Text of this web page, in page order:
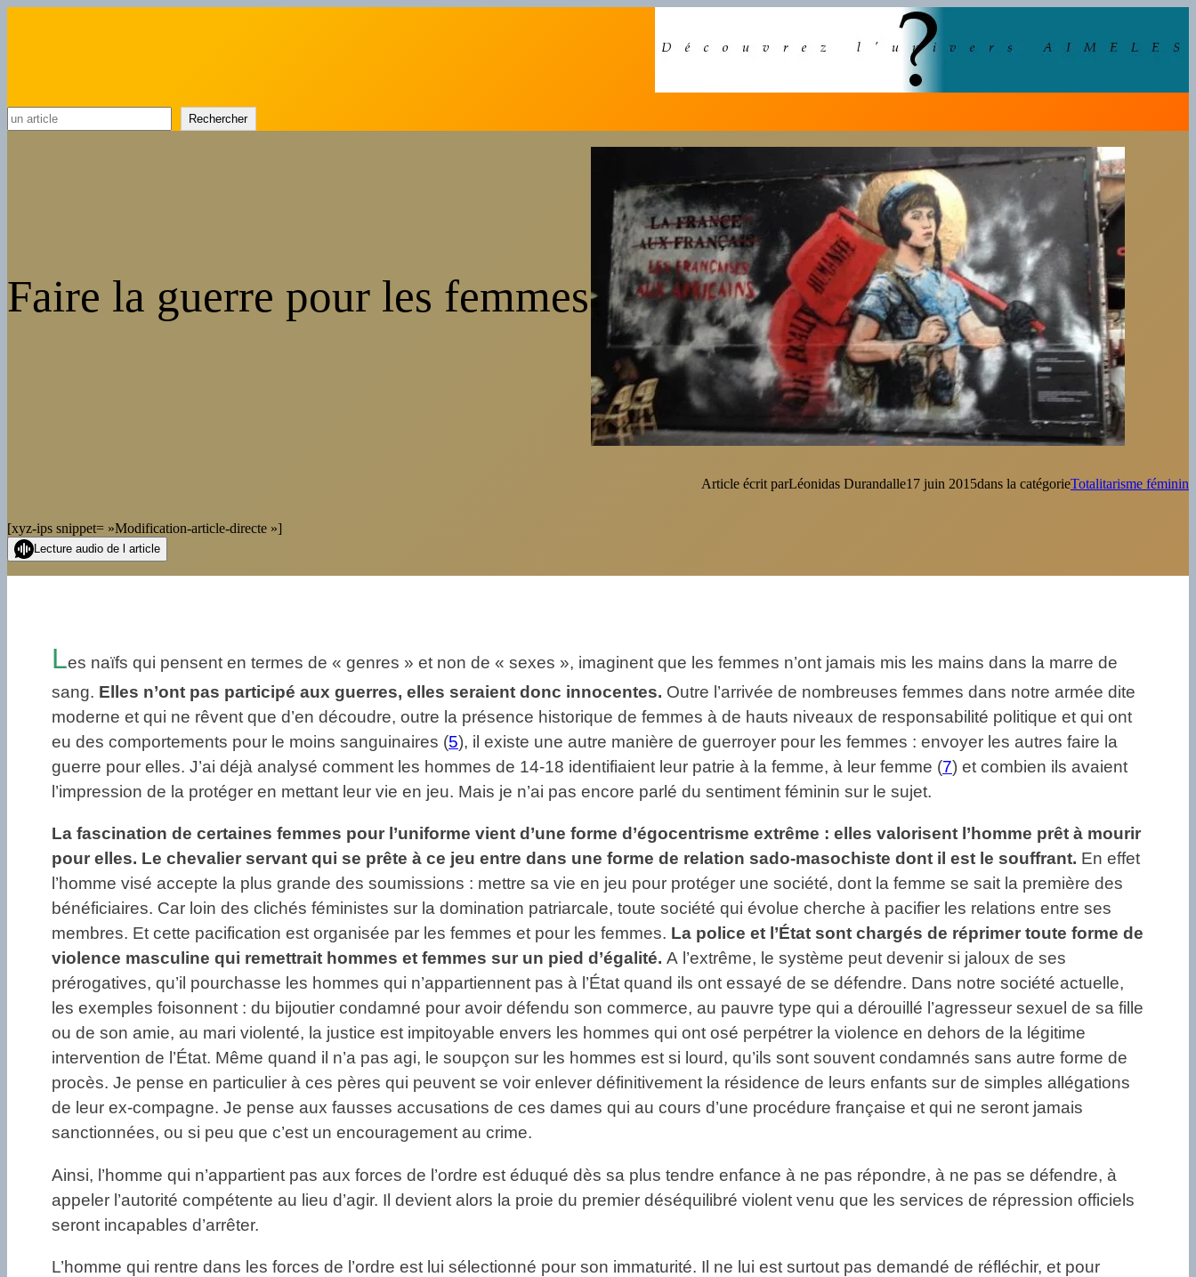
Rechercher
Faire la guerre pour les femmes
Article écrit parLéonidas Durandalle17 juin 2015dans la catégorieTotalitarisme féminin
[xyz-ips snippet= »Modification-article-directe »]
Lecture audio de l article
Les naïfs qui pensent en termes de « genres » et non de « sexes », imaginent que les femmes n’ont jamais mis les mains dans la marre de
sang. Elles n’ont pas participé aux guerres, elles seraient donc innocentes. Outre l’arrivée de nombreuses femmes dans notre armée dite
moderne et qui ne rêvent que d’en découdre, outre la présence historique de femmes à de hauts niveaux de responsabilité politique et qui ont
eu des comportements pour le moins sanguinaires (5), il existe une autre manière de guerroyer pour les femmes : envoyer les autres faire la
guerre pour elles. J’ai déjà analysé comment les hommes de 14-18 identifiaient leur patrie à la femme, à leur femme (7) et combien ils avaient
l’impression de la protéger en mettant leur vie en jeu. Mais je n’ai pas encore parlé du sentiment féminin sur le sujet.
La fascination de certaines femmes pour l’uniforme vient d’une forme d’égocentrisme extrême : elles valorisent l’homme prêt à mourir
pour elles. Le chevalier servant qui se prête à ce jeu entre dans une forme de relation sado-masochiste dont il est le souffrant. En effet
l’homme visé accepte la plus grande des soumissions : mettre sa vie en jeu pour protéger une société, dont la femme se sait la première des
bénéficiaires. Car loin des clichés féministes sur la domination patriarcale, toute société qui évolue cherche à pacifier les relations entre ses
membres. Et cette pacification est organisée par les femmes et pour les femmes. La police et l’État sont chargés de réprimer toute forme de
violence masculine qui remettrait hommes et femmes sur un pied d’égalité. A l’extrême, le système peut devenir si jaloux de ses
prérogatives, qu’il pourchasse les hommes qui n’appartiennent pas à l’État quand ils ont essayé de se défendre. Dans notre société actuelle,
les exemples foisonnent : du bijoutier condamné pour avoir défendu son commerce, au pauvre type qui a dérouillé l’agresseur sexuel de sa fille
ou de son amie, au mari violenté, la justice est impitoyable envers les hommes qui ont osé perpétrer la violence en dehors de la légitime
intervention de l’État. Même quand il n’a pas agi, le soupçon sur les hommes est si lourd, qu’ils sont souvent condamnés sans autre forme de
procès. Je pense en particulier à ces pères qui peuvent se voir enlever définitivement la résidence de leurs enfants sur de simples allégations
de leur ex-compagne. Je pense aux fausses accusations de ces dames qui au cours d’une procédure française et qui ne seront jamais
sanctionnées, ou si peu que c’est un encouragement au crime.
Ainsi, l’homme qui n’appartient pas aux forces de l’ordre est éduqué dès sa plus tendre enfance à ne pas répondre, à ne pas se défendre, à
appeler l’autorité compétente au lieu d’agir. Il devient alors la proie du premier déséquilibré violent venu que les services de répression officiels
seront incapables d’arrêter.
L’homme qui rentre dans les forces de l’ordre est lui sélectionné pour son immaturité. Il ne lui est surtout pas demandé de réfléchir, et pour